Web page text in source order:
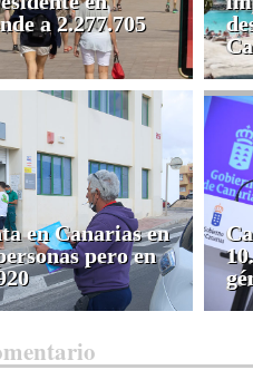
a 2.277.705
en Canarias en
pero en